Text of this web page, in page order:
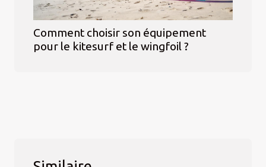
Comment choisir son équipement
pour le kitesurf et le wingfoil ?